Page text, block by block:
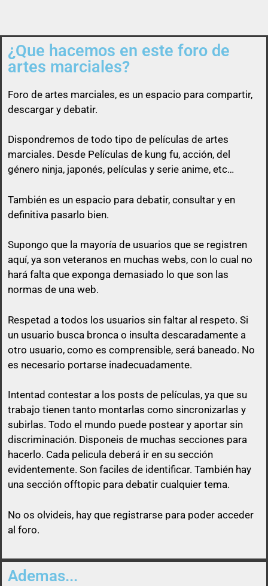
libre de pasárselo a quien quiera sin ninguna
obligación
¿Que hacemos en este foro de
artes marciales?
Foro de artes marciales, es un espacio para compartir,
descargar y debatir.
Dispondremos de todo tipo de películas de artes
marciales. Desde Películas de kung fu, acción, del
género ninja, japonés, películas y serie anime, etc…
También es un espacio para debatir, consultar y en
definitiva pasarlo bien.
Supongo que la mayoría de usuarios que se registren
aquí, ya son veteranos en muchas webs, con lo cual no
hará falta que exponga demasiado lo que son las
normas de una web.
Respetad a todos los usuarios sin faltar al respeto. Si
un usuario busca bronca o insulta descaradamente a
otro usuario, como es comprensible, será baneado. No
es necesario portarse inadecuadamente.
Intentad contestar a los posts de películas, ya que su
trabajo tienen tanto montarlas como sincronizarlas y
subirlas. Todo el mundo puede postear y aportar sin
discriminación. Disponeis de muchas secciones para
hacerlo. Cada pelicula deberá ir en su sección
evidentemente. Son faciles de identificar. También hay
una sección offtopic para debatir cualquier tema.
No os olvideis, hay que registrarse para poder acceder
al foro.
Ademas...